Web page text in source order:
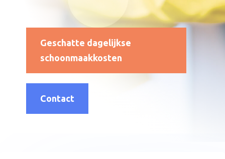
Geschatte dagelijkse
schoonmaakkosten
Contact